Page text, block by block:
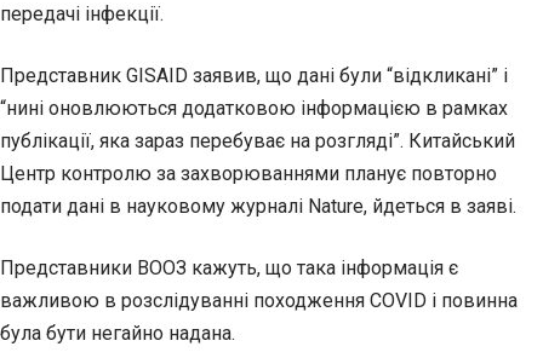
передачі інфекції.
Представник GISAID заявив, що дані були “відкликані” і
“нині оновлюються додатковою інформацією в рамках
публікації, яка зараз перебуває на розгляді”. Китайський
Центр контролю за захворюваннями планує повторно
подати дані в науковому журналі Nature, йдеться в заяві.
Представники ВООЗ кажуть, що така інформація є
важливою в розслідуванні походження COVID і повинна
була бути негайно надана.